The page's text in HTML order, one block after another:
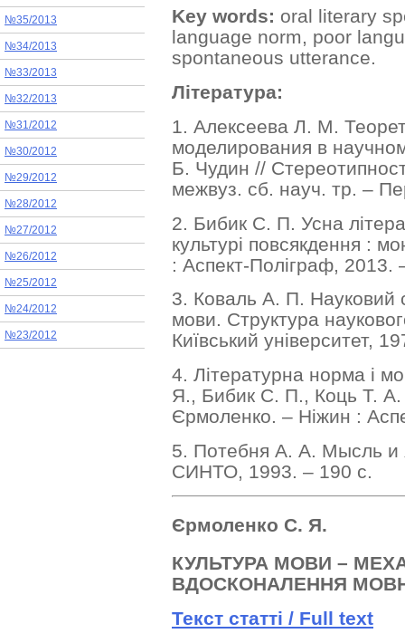
№35/2013
№34/2013
№33/2013
№32/2013
№31/2012
№30/2012
№29/2012
№28/2012
№27/2012
№26/2012
№25/2012
№24/2012
№23/2012
Key words: oral literary
language norm, poor
spontaneous utterance.
Література:
1. Алексеева Л. М.
моделирования в
Б. Чудин //
межвуз. сб. науч. тр. –
2. Бибик С. П. Усна
культурі повсякдення :
: Аспект-Поліграф, 2013.
3. Коваль А. П. Науковий
мови. Структура
Київський університет,
4. Літературна норма і
Я., Бибик С. П., Коць Т. А.
Єрмоленко. – Ніжин :
5. Потебня А. А. Мысль и
СИНТО, 1993. – 190 с.
Єрмоленко С. Я.
КУЛЬТУРА МОВИ –
ВДОСКОНАЛЕННЯ
Текст статті / Full text